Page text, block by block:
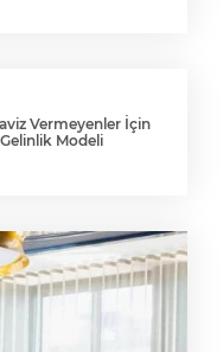
Vermeyenler İçin
Modeli